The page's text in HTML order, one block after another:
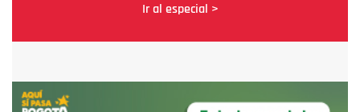
Ir al especial >